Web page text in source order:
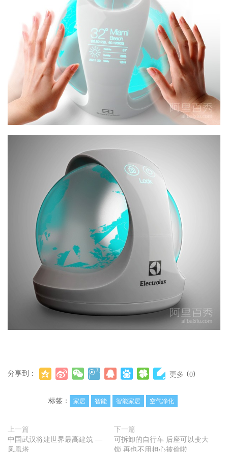
分享到： 更多 (0)
标签： 家居 智能 智能家居 空气净化
上一篇
中国武汉将建世界最高建筑 —
凤凰塔
下一篇
可拆卸的自行车 后座可以变大
锁 再也不用担心被偷啦